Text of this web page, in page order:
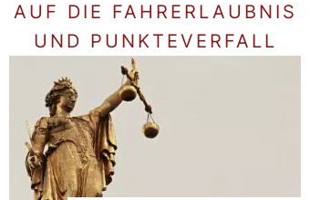
AUF DIE FAHRERLAUBNIS
UND PUNKTEVERFALL